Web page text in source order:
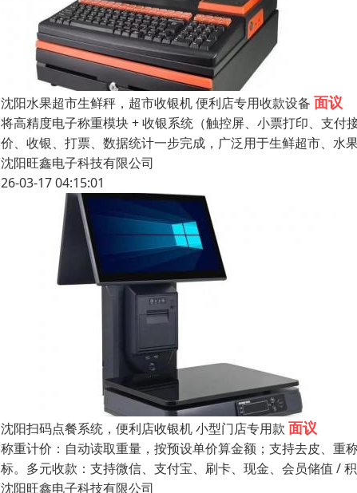
沈阳水果超市生鲜秤，超市收银机 便利店专用收款设备 面议
将高精度电子称重模块 + 收银系统（触控屏、小票打印、支
价、收银、打票、数据统计一步完成，广泛用于生鲜超市、水
沈阳旺鑫电子科技有限公司
26-03-17 04:15:01
沈阳扫码点餐系统，便利店收银机 小型门店专用款 面议
称重计价：自动读取重量，按预设单价算金额；支持去皮、重
标。多元收款：支持微信、支付宝、刷卡、现金、会员储值 /
沈阳旺鑫电子科技有限公司